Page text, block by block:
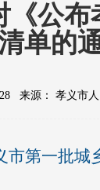
《公
单的
来源： 孝义市
第一批